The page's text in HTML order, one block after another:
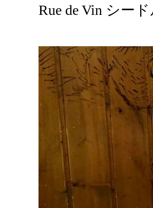
Rue de Vin シー